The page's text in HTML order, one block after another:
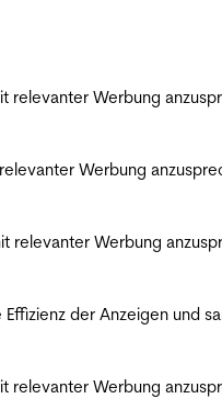
Werbung
Werbung
Werbung
der Anzeigen und
Werbung